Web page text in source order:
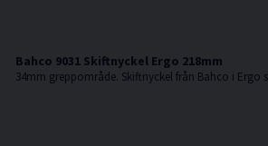
Bahco 9031 Skiftnyckel Ergo 218mm